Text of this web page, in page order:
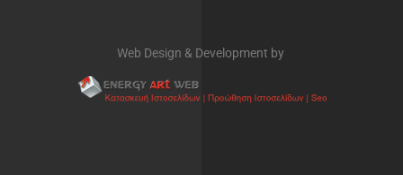
Web Design & Development by